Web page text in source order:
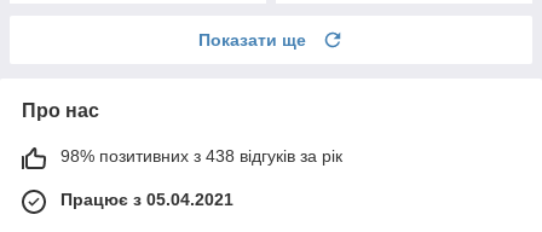
Показати ще
Про нас
98% позитивних з 438 відгуків за рік
Працює з 05.04.2021